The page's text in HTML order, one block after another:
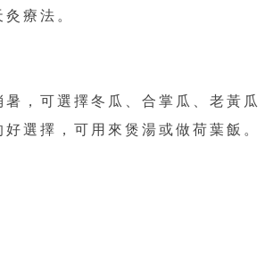
療法。
，可選擇冬瓜、合掌瓜、老黃瓜
選擇，可用來煲湯或做荷葉飯。